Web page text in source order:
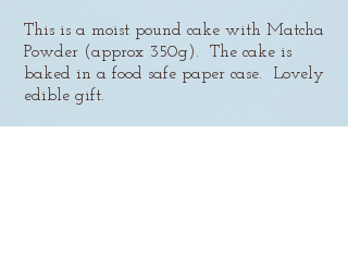
This is a moist pound cake with Matcha
Powder (approx 350g). The cake is
baked in a food safe paper case. Lovely
edible gift.